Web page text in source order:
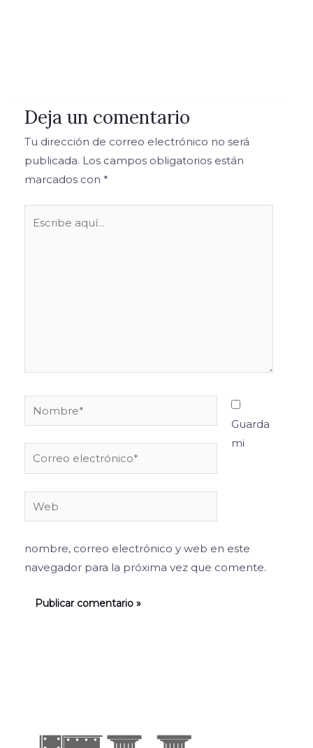
Deja un comentario
Tu dirección de correo electrónico no será
publicada. Los campos obligatorios están
marcados con *
Nombre*
Correo
electrónico*
Web
Guarda
mi
nombre, correo electrónico y web en este
navegador para la próxima vez que comente.